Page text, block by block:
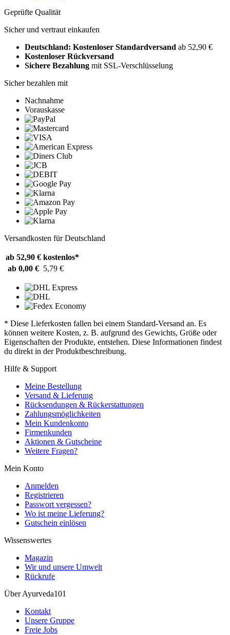
Geprüfte Qualität
Sicher und vertraut einkaufen
Deutschland: Kostenloser Standardversand ab 52,90 €
Kostenloser Rückversand
Sichere Bezahlung mit SSL-Verschlüsselung
Sicher bezahlen mit
Nachnahme
Vorauskasse
Versandkosten für Deutschland
ab 52,90 € kostenlos*
ab 0,00 € 5,79 €
* Diese Lieferkosten fallen bei einem Standard-Versand an. Es
können weitere Kosten, z. B. aufgrund des Gewichts, Größe oder
Eigenschaften der Produkte, entstehen. Diese Informationen findest
du direkt in der Produktbeschreibung.
Hilfe & Support
Meine Bestellung
Versand & Lieferung
Rücksendungen & Rückerstattungen
Zahlungsmöglichkeiten
Mein Kundenkonto
Firmenkunden
Aktionen & Gutscheine
Weitere Fragen?
Mein Konto
Anmelden
Registrieren
Passwort vergessen?
Wo ist meine Lieferung?
Gutschein einlösen
Wissenswertes
Magazin
Wir und unsere Umwelt
Rückrufe
Über Ayurveda101
Kontakt
Unsere Gruppe
Freie Jobs